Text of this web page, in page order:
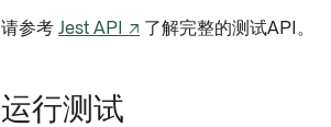
请参考 Jest API ↗ 了解完整的测试API。
运行测试